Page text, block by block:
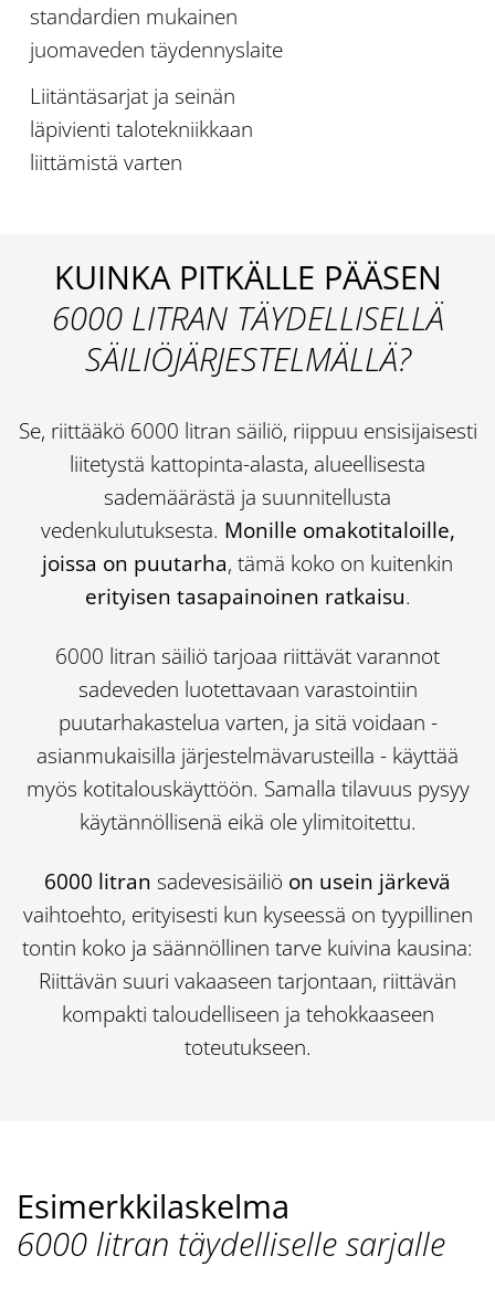
standardien mukainen
juomaveden täydennyslaite
Liitäntäsarjat ja seinän
läpivienti talotekniikkaan
liittämistä varten
KUINKA PITKÄLLE PÄÄSEN
6000 LITRAN TÄYDELLISELLÄ
SÄILIÖJÄRJESTELMÄLLÄ?
Se, riittääkö 6000 litran säiliö, riippuu ensisijaisesti
liitetystä kattopinta-alasta, alueellisesta
sademäärästä ja suunnitellusta
vedenkulutuksesta. Monille omakotitaloille,
joissa on puutarha, tämä koko on kuitenkin
erityisen tasapainoinen ratkaisu.
6000 litran säiliö tarjoaa riittävät varannot
sadeveden luotettavaan varastointiin
puutarhakastelua varten, ja sitä voidaan -
asianmukaisilla järjestelmävarusteilla - käyttää
myös kotitalouskäyttöön. Samalla tilavuus pysyy
käytännöllisenä eikä ole ylimitoitettu.
6000 litran sadevesisäiliö on usein järkevä
vaihtoehto, erityisesti kun kyseessä on tyypillinen
tontin koko ja säännöllinen tarve kuivina kausina:
Riittävän suuri vakaaseen tarjontaan, riittävän
kompakti taloudelliseen ja tehokkaaseen
toteutukseen.
Esimerkkilaskelma
6000 litran täydelliselle sarjalle